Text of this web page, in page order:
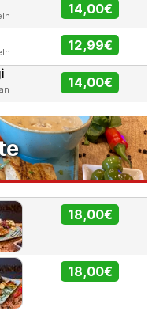
14,00€
12,99€
14,00€
18,00€
18,00€